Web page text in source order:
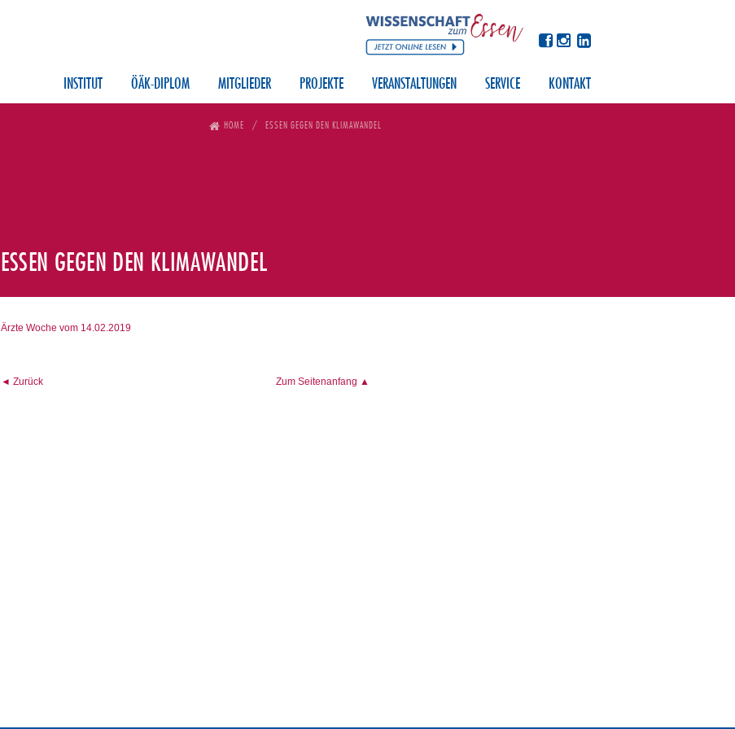
INSTITUT ÖÄK-DIPLOM MITGLIEDER PROJEKTE VERANSTALTUNGEN SERVICE KONTAKT
HOME ESSEN GEGEN DEN KLIMAWANDEL
ESSEN GEGEN DEN KLIMAWANDEL
Ärzte Woche vom 14.02.2019
◄ Zurück Zum Seitenanfang ▲